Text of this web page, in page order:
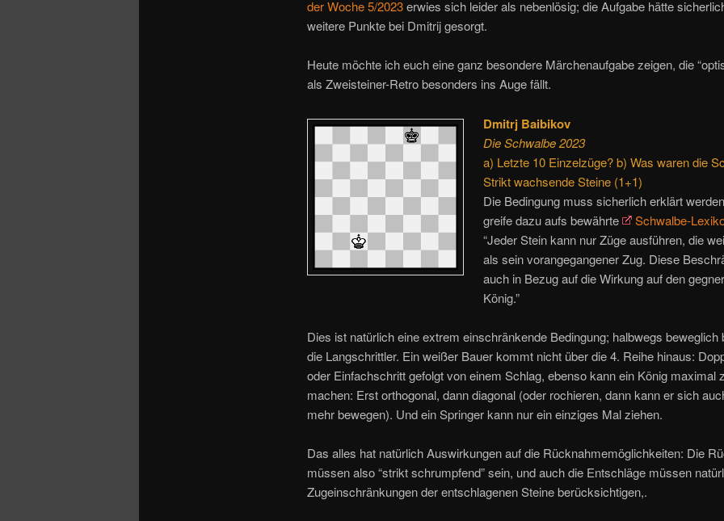
der Woche 5/2023erwies sich leider als nebenlösig; die Aufgabe hätte
weitere Punkte bei Dmitrij gesorgt.
Heute möchte ich euch eine ganz besondere Märchenaufgabe zeigen, die
als Zweisteiner-Retro besonders ins Auge fällt.
Dmitrj Baibikov
Die Schwalbe 2023
a) Letzte 10 Einzelzüge? b) Was waren die
Strikt wachsende Steine (1+1)
Die Bedingung muss sicherlich erklärt
greife dazu aufs bewährte
Schwalbe-
“Jeder Stein kann nur Züge ausführen, die
als sein vorangegangener Zug. Diese
auch in Bezug auf die Wirkung auf den
König.”
Dies ist natürlich eine extrem einschränkende Bedingung; halbwegs beweglich
die Langschrittler. Ein weißer Bauer kommt nicht über die 4. Reihe hinaus:
oder Einfachschritt gefolgt von einem Schlag, ebenso kann ein König maximal
machen: Erst orthogonal, dann diagonal (oder rochieren, dann kann er sich
mehr bewegen). Und ein Springer kann nur ein einziges Mal ziehen.
Das alles hat natürlich Auswirkungen auf die Rücknahmemöglichkeiten: Die
müssen also “strikt schrumpfend” sein, und auch die Entschläge müssen
Zugeinschränkungen der entschlagenen Steine berücksichtigen,.